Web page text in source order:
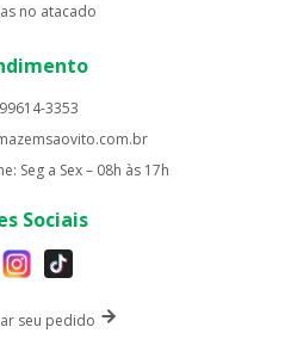
no atacado
3353
Seg a Sex – 08h às 17h
Sociais
seu pedido